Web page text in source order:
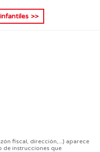
>>
fiscal, dirección,...) aparece
de instrucciones que